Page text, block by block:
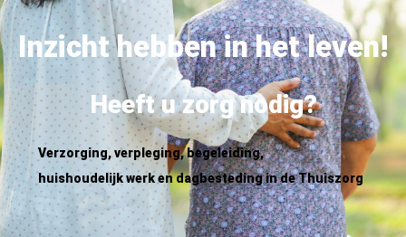
Inzicht hebben in het leven!
Heeft u zorg nodig?
Verzorging, verpleging, begeleiding,
huishoudelijk werk en dagbesteding in de Thuiszorg